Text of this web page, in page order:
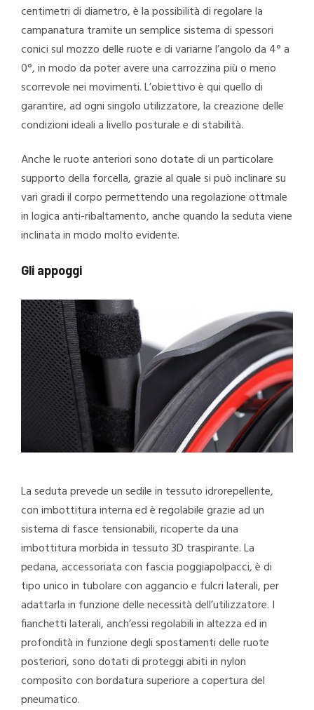
centimetri di diametro, è la possibilità di regolare la
campanatura tramite un semplice sistema di spessori
conici sul mozzo delle ruote e di variarne l’angolo da 4° a
0°, in modo da poter avere una carrozzina più o meno
scorrevole nei movimenti. L’obiettivo è qui quello di
garantire, ad ogni singolo utilizzatore, la creazione delle
condizioni ideali a livello posturale e di stabilità.
Anche le ruote anteriori sono dotate di un particolare
supporto della forcella, grazie al quale si può inclinare su
vari gradi il corpo permettendo una regolazione ottmale
in logica anti-ribaltamento, anche quando la seduta viene
inclinata in modo molto evidente.
Gli appoggi
La seduta prevede un sedile in tessuto idrorepellente,
con imbottitura interna ed è regolabile grazie ad un
sistema di fasce tensionabili, ricoperte da una
imbottitura morbida in tessuto 3D traspirante. La
pedana, accessoriata con fascia poggiapolpacci, è di
tipo unico in tubolare con aggancio e fulcri laterali, per
adattarla in funzione delle necessità dell’utilizzatore. I
fianchetti laterali, anch’essi regolabili in altezza ed in
profondità in funzione degli spostamenti delle ruote
posteriori, sono dotati di proteggi abiti in nylon
composito con bordatura superiore a copertura del
pneumatico.